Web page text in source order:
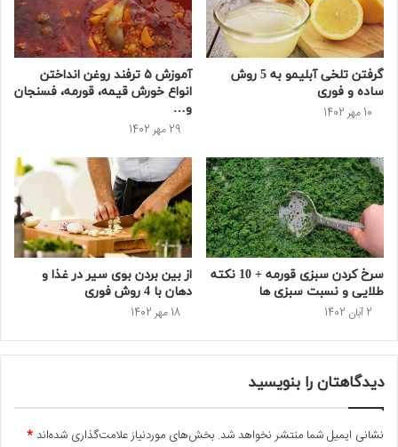
گرفتن تلخی آبلیمو به 5 روش
ساده و فوری
10 مهر 1402
آموزش ۵ ترفند روغن انداختن
انواع خورش قیمه، قورمه، فسنجان
و…
29 مهر 1402
سرخ کردن سبزی قورمه + 10 نکته
طلایی و نسبت سبزی ها
2 آبان 1402
از بین بردن بوی سیر در غذا و
دهان با 4 روش فوری
18 مهر 1402
دیدگاهتان را بنویسید
نشانی ایمیل شما منتشر نخواهد شد. بخش‌های موردنیاز علامت‌گذاری شده‌اند*